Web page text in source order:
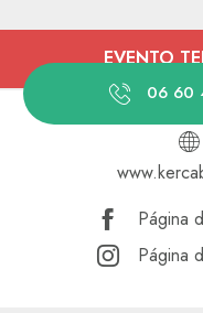
y
EVENTO
06 60
Página
Página